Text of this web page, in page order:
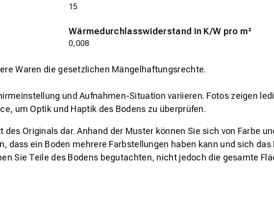
15
Wärmedurchlasswiderstand in K/W pro m²
0,008
Waren die gesetzlichen Mängelhaftungsrechte.
und Aufnahmen-Situation variieren. Fotos zeigen
um Optik und Haptik des Bodens zu überprüfen.
Originals dar. Anhand der Muster können Sie sich von Farbe
dass ein Boden mehrere Farbstellungen haben kann und sich
Sie Teile des Bodens begutachten, nicht jedoch die gesamte